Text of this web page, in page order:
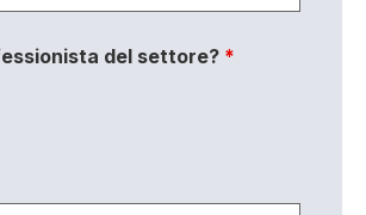
del settore? *